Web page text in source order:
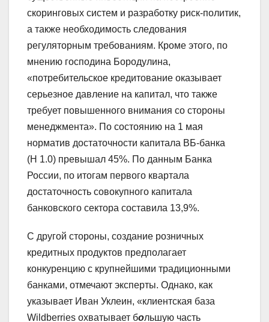
скоринговых систем и разработку риск-политик,
а также необходимость следования
регуляторным требованиям. Кроме этого, по
мнению господина Бородулина,
«потребительское кредитование оказывает
серьезное давление на капитал, что также
требует повышенного внимания со стороны
менеджмента». По состоянию на 1 мая
норматив достаточности капитала ВБ-банка
(Н 1.0) превышал 45%. По данным Банка
России, по итогам первого квартала
достаточность совокупного капитала
банковского сектора составила 13,9%.
С другой стороны, создание розничных
кредитных продуктов предполагает
конкуренцию с крупнейшими традиционными
банками, отмечают эксперты. Однако, как
указывает Иван Уклеин, «клиентская база
Wildberries охватывает большую часть